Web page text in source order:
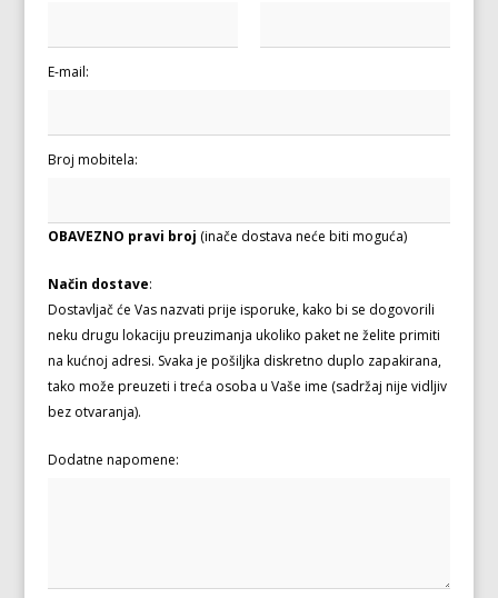
E-mail:
Broj mobitela:
OBAVEZNO pravi broj (inače dostava neće biti moguća)
Način dostave:
Dostavljač će Vas nazvati prije isporuke, kako bi se dogovorili
neku drugu lokaciju preuzimanja ukoliko paket ne želite primiti
na kućnoj adresi. Svaka je pošiljka diskretno duplo zapakirana,
tako može preuzeti i treća osoba u Vaše ime (sadržaj nije vidljiv
bez otvaranja).
Dodatne napomene: